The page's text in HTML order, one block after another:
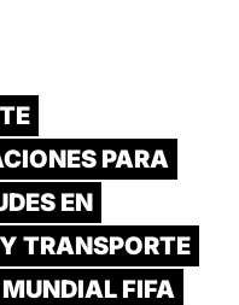
PARA
EN
TRANSPORTE
FIFA